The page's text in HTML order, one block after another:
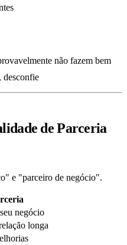
não fazem bem
desconfie
de Parceria
e "parceiro de negócio".
negócio
longa